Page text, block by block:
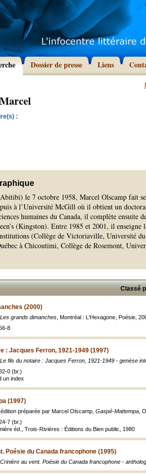
Dossier de presse Liens
:
le 7 octobre 1958, Marcel Olscamp fait
à l’Université McGill où il obtient un
humaines du Canada, il complète ensuite
(Kingston). Entre 1985 et 2001, il enseigne
(Collège de Victoriaville, Université
à Chicoutimi, Collège de Rosemont,
Classé
(2000)
Les grands dimanches , Montréal : L'Hexagone, Poésie,
8
: Jacques Ferron, 1921-1949 (1997)
Le fils du notaire : Jacques Ferron, 1921-1949 - genèse
0 (br.)
un index
(1997)
préparée par Marcel Olscamp, Gaspé-Mattempa ,
7 (br.)
éd., Trois-Rivières : Éditions du Bien public, 1980
Poésie du Canada francophone (1995)
Crinière au vent. Poésie du Canada francophone -